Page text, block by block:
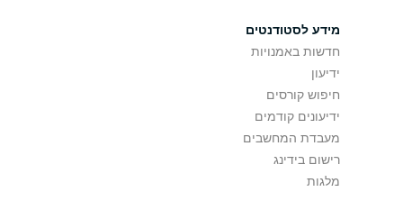
מידע לסטודנטים
חדשות באמנויות
ידיעון
חיפוש קורסים
ידיעונים קודמים
מעבדת המחשבים
רישום בידינג
מלגות